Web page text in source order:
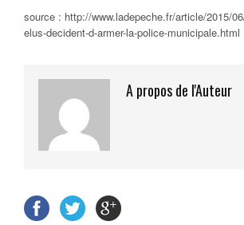
source : http://www.ladepeche.fr/article/2015/
elus-decident-d-armer-la-police-municipale.html
A propos de l'Auteur